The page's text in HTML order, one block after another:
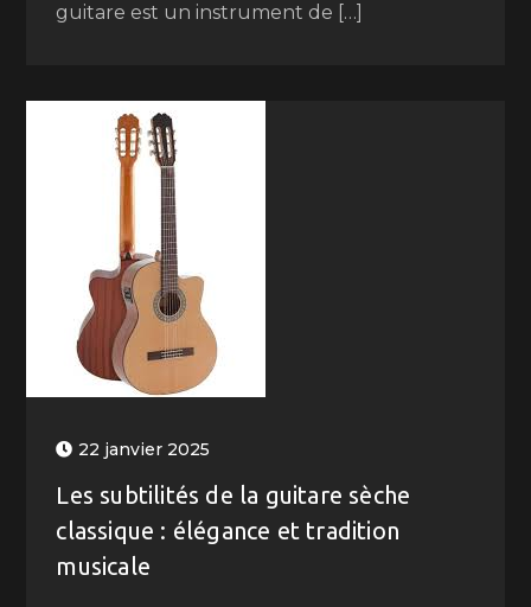
guitare est un instrument de […]
22 janvier 2025
Les subtilités de la guitare sèche
classique : élégance et tradition
musicale